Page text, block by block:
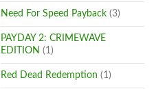
Need For Speed Payback (3)
PAYDAY 2: CRIMEWAVE
EDITION (1)
Red Dead Redemption (1)